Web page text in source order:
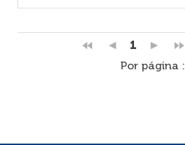
1
Por página :